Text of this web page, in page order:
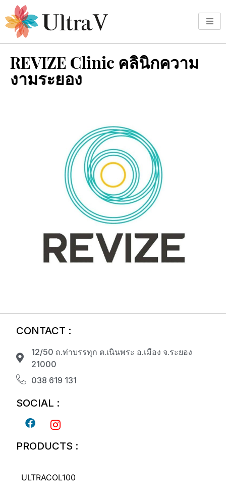
REVIZE Clinic คลินิกความ
งามระยอง
CONTACT :
12/50 ถ.ท่าบรรทุก ต.เนินพระ อ.เมือง จ.ระยอง
21000
038 619 131
SOCIAL :
PRODUCTS :
ULTRACOL100